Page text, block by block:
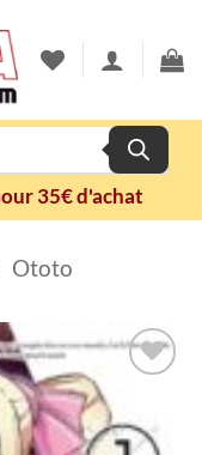
35€ d'achat
Ototo
wishlist